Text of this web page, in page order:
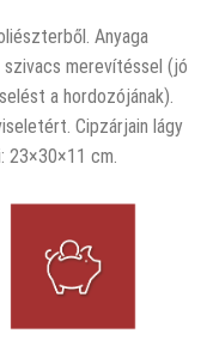
Anyaga
merevítéssel (jó
a hordozójának).
Cipzárjain lágy
23×30×11 cm.